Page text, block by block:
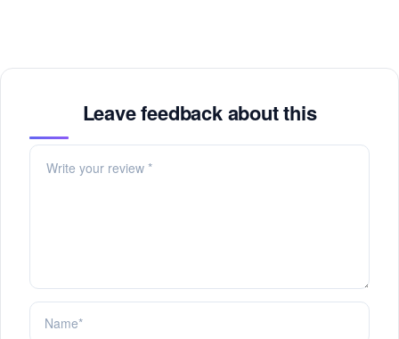
Leave feedback about this